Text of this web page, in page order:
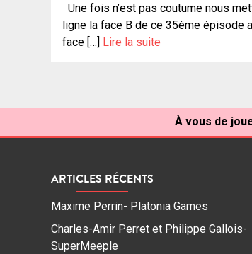
Une fois n’est pas coutume nous
ligne la face B de ce 35ème épisode
face […] Lire la suite
À vous de
ARTICLES RÉCENTS
Maxime Perrin- Platonia Games
Charles-Amir Perret et Philippe Gallois-
SuperMeeple